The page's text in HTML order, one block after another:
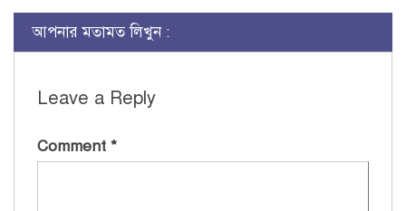
আপনার মতামত লিখুন :
Leave a Reply
Comment *